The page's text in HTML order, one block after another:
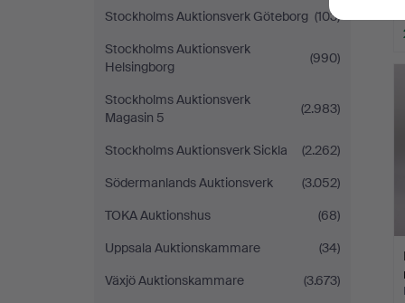
Stockholms Auktionsverk Göteborg (103)
Stockholms Auktionsverk
Helsingborg
(990)
Stockholms Auktionsverk
Magasin 5
(2.983)
Stockholms Auktionsverk Sickla
(2.262)
Södermanlands Auktionsverk
(3.052)
TOKA Auktionshus
(68)
Uppsala Auktionskammare
(34)
Växjö Auktionskammare
(3.673)